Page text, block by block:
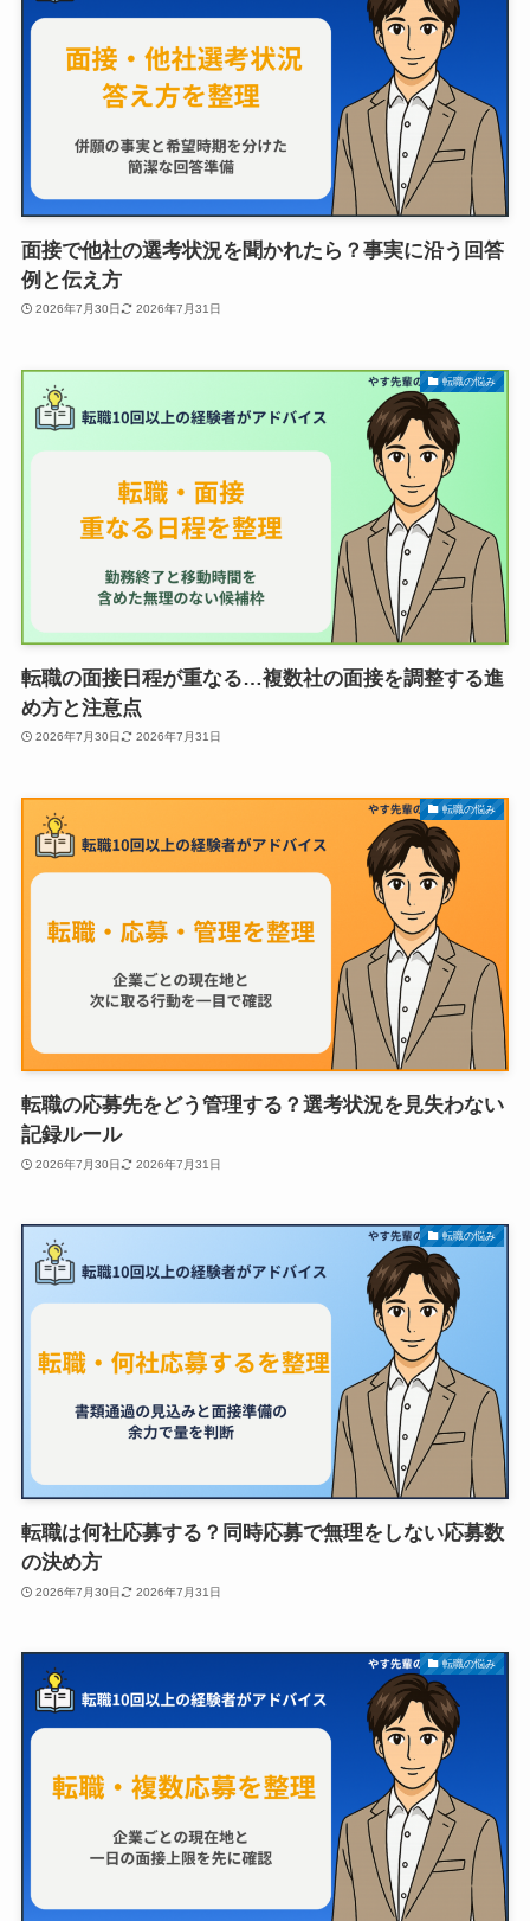
面接で他社の選考状況を聞かれたら？事実に沿う回答
例と伝え方
2026年7月30日 2026年7月31日
転職の悩み
転職の面接日程が重なる…複数社の面接を調整する進
め方と注意点
2026年7月30日 2026年7月31日
転職の悩み
転職の応募先をどう管理する？選考状況を見失わない
記録ルール
2026年7月30日 2026年7月31日
転職の悩み
転職は何社応募する？同時応募で無理をしない応募数
の決め方
2026年7月30日 2026年7月31日
転職の悩み